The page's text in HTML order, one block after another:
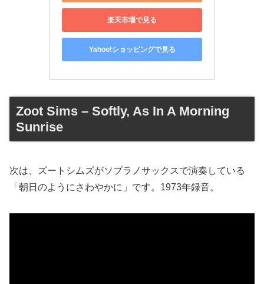
楽天市場で見る
Yahoo!ショッピングで見る
Zoot Sims – Softly, As In A Morning
Sunrise
次は、ズートシムズがソプラノサックスで演奏している
「朝日のようにさわやかに」です。1973年録音。